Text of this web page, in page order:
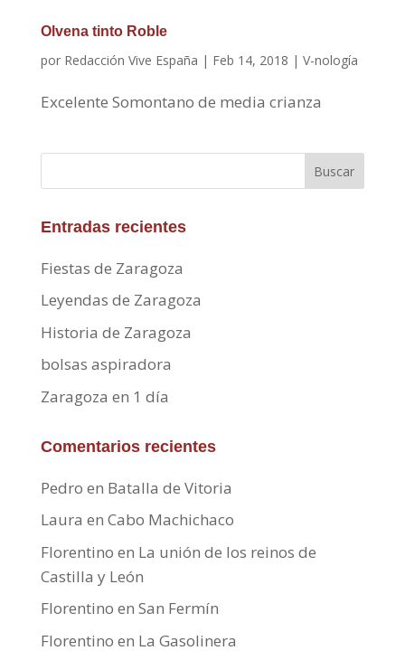
Olvena tinto Roble
por Redacción Vive España | Feb 14, 2018 | V-nología
Excelente Somontano de media crianza
Buscar
Entradas recientes
Fiestas de Zaragoza
Leyendas de Zaragoza
Historia de Zaragoza
bolsas aspiradora
Zaragoza en 1 día
Comentarios recientes
Pedro en Batalla de Vitoria
Laura en Cabo Machichaco
Florentino en La unión de los reinos de
Castilla y León
Florentino en San Fermín
Florentino en La Gasolinera